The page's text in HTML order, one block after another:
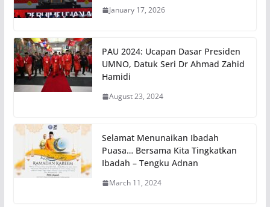
January 17, 2026
PAU 2024: Ucapan Dasar Presiden
UMNO, Datuk Seri Dr Ahmad Zahid
Hamidi
August 23, 2024
Selamat Menunaikan Ibadah
Puasa… Bersama Kita Tingkatkan
Ibadah – Tengku Adnan
March 11, 2024